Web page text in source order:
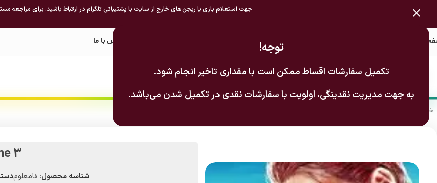
توجه!
تکمیل سفارشات اقساط ممکن است با مقداری تاخیر انجام شود.
به جهت مدیریت نقدینگی، اولویت با سفارشات نقدی در تکمیل شدن می‌باشد.
جهت استعلام بازی یا ریجن‌های خارج از سایت با پشتیبانی تلگرام در ارتباط باشید. برای مراجعه
اصلی اشتراک‌ها تماس با ما
دسته بندی محصولات
خانه
3
شناسه محصول: نامعلوم